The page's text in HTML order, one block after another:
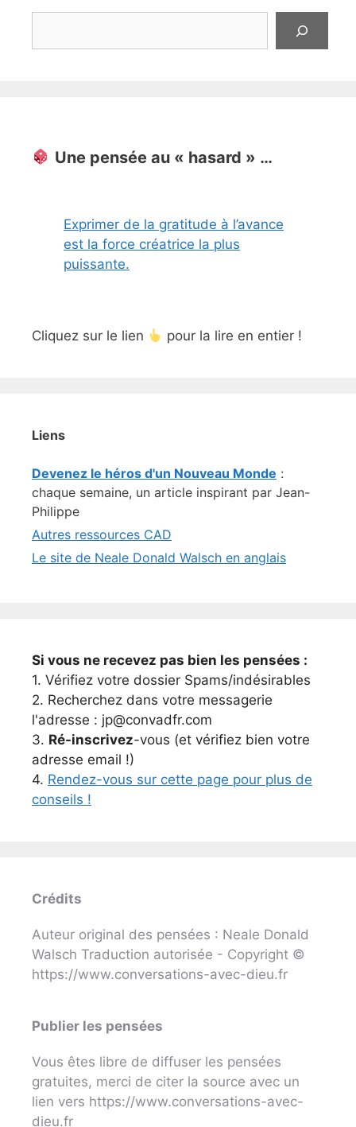
Une pensée au « hasard » …
Exprimer de la gratitude à l’avance
est la force créatrice la plus
puissante.
Cliquez sur le lien pour la lire en entier !
Liens
Devenez le héros d'un Nouveau Monde :
chaque semaine, un article inspirant par Jean-
Philippe
Autres ressources CAD
Le site de Neale Donald Walsch en anglais
Si vous ne recevez pas bien les pensées :
1. Vérifiez votre dossier Spams/indésirables
2. Recherchez dans votre messagerie
l'adresse : jp@convadfr.com
3. Ré-inscrivez-vous (et vérifiez bien votre
adresse email !)
4. Rendez-vous sur cette page pour plus de
conseils !
Crédits
Auteur original des pensées : Neale Donald
Walsch Traduction autorisée - Copyright ©
https://www.conversations-avec-dieu.fr
Publier les pensées
Vous êtes libre de diffuser les pensées
gratuites, merci de citer la source avec un
lien vers https://www.conversations-avec-
dieu.fr